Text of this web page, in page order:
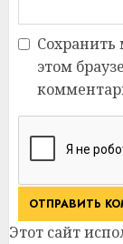
Сохранить
этом
Этот сайт